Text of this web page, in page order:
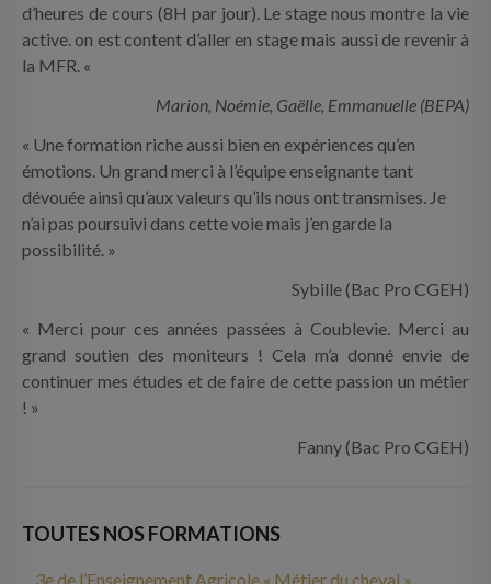
d’heures de cours (8H par jour). Le stage nous montre la vie
active. on est content d’aller en stage mais aussi de revenir à
la MFR. «
Marion, Noémie, Gaëlle, Emmanuelle (BEPA)
« Une formation riche aussi bien en expériences qu’en
émotions. Un grand merci à l’équipe enseignante tant
dévouée ainsi qu’aux valeurs qu’ils nous ont transmises. Je
n’ai pas poursuivi dans cette voie mais j’en garde la
possibilité. »
Sybille (Bac Pro CGEH)
« Merci pour ces années passées à Coublevie. Merci au
grand soutien des moniteurs ! Cela m’a donné envie de
continuer mes études et de faire de cette passion un métier
! »
Fanny (Bac Pro CGEH)
TOUTES NOS FORMATIONS
3e de l’Enseignement Agricole « Métier du cheval »